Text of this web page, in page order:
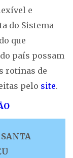
e
do Sistema
que
país possam
rotinas de
pelo site.